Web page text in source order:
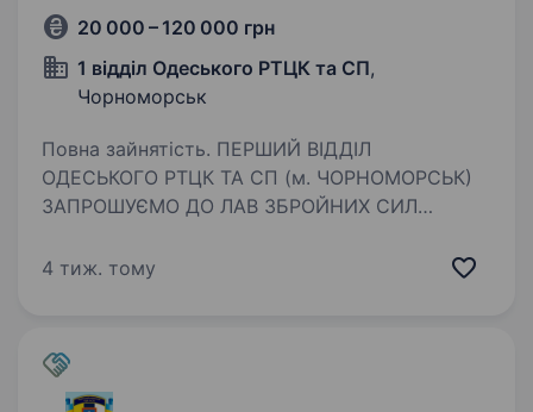
20 000 – 120 000 грн
1 відділ Одеського РТЦК та СП,
Чорноморськ
Повна зайнятість. ПЕРШИЙ ВІДДІЛ
ОДЕСЬКОГО РТЦК ТА СП (м. ЧОРНОМОРСЬК)
ЗАПРОШУЄМО ДО ЛАВ ЗБРОЙНИХ СИЛ
пілот, штурман різних БПЛА Гарантуємо: Гідне
4 тиж. тому